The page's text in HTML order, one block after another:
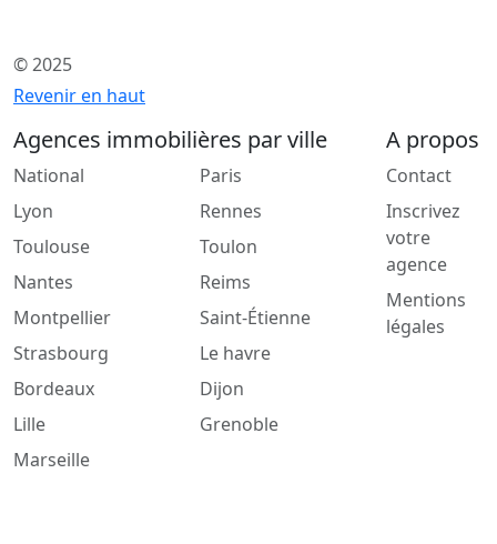
© 2025
Revenir en haut
Agences immobilières par ville
National
Lyon
Toulouse
Nantes
Montpellier
Strasbourg
Bordeaux
Lille
Marseille
Paris
Rennes
Toulon
Reims
Saint-Étienne
Le havre
Dijon
Grenoble
A propos
Contact
Inscrivez
votre
agence
Mentions
légales